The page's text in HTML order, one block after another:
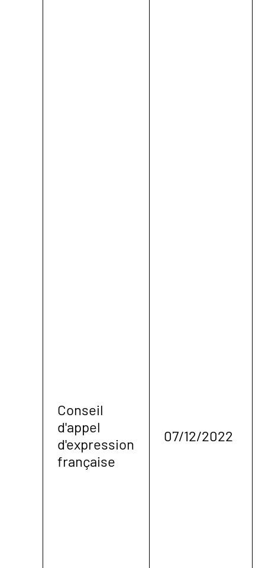
Conseil
d'appel
d'expression
française
07/12/2022